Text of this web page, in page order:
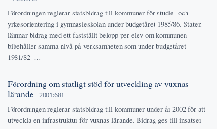
Förordningen reglerar statsbidrag till kommuner för studie- och
yrkesorientering i gymnasieskolan under budgetåret 1985/86. Staten
lämnar bidrag med ett fastställt belopp per elev om kommunen
bibehåller samma nivå på verksamheten som under budgetåret
1981/82. …
Förordning om statligt stöd för utveckling av vuxnas
lärande
2001:681
Förordningen reglerar statsbidrag till kommuner under år 2002 för att
utveckla en infrastruktur för vuxnas lärande. Bidrag ges till insatser